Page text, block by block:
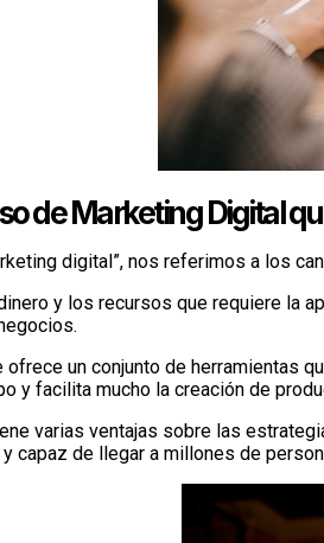
de Marketing Digital
digital”, nos referimos a los
y los recursos que requiere la
ofrece un conjunto de herramientas
y facilita mucho la creación de
varias ventajas sobre las
capaz de llegar a millones de